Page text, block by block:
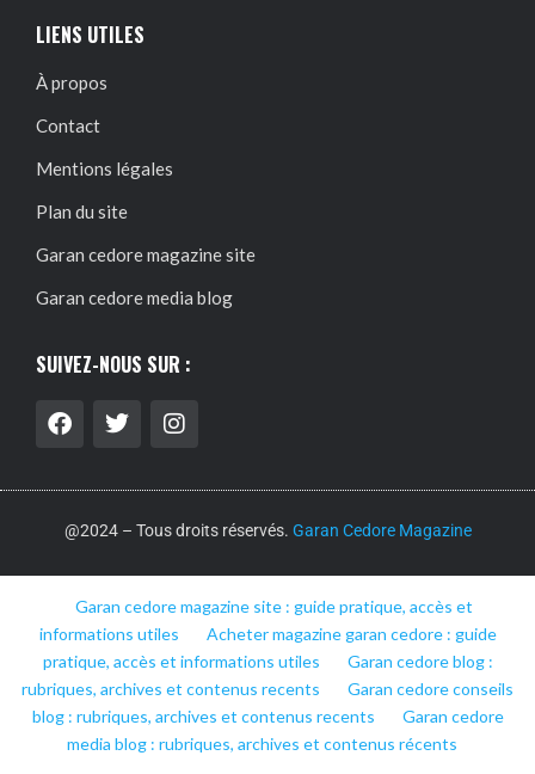
LIENS UTILES
À propos
Contact
Mentions légales
Plan du site
Garan cedore magazine site
Garan cedore media blog
SUIVEZ-NOUS SUR :
@2024 – Tous droits réservés. Garan Cedore Magazine
Garan cedore magazine site : guide pratique, accès et
informations utiles
Acheter magazine garan cedore : guide
pratique, accès et informations utiles
Garan cedore blog :
rubriques, archives et contenus recents
Garan cedore conseils
blog : rubriques, archives et contenus recents
Garan cedore
media blog : rubriques, archives et contenus récents